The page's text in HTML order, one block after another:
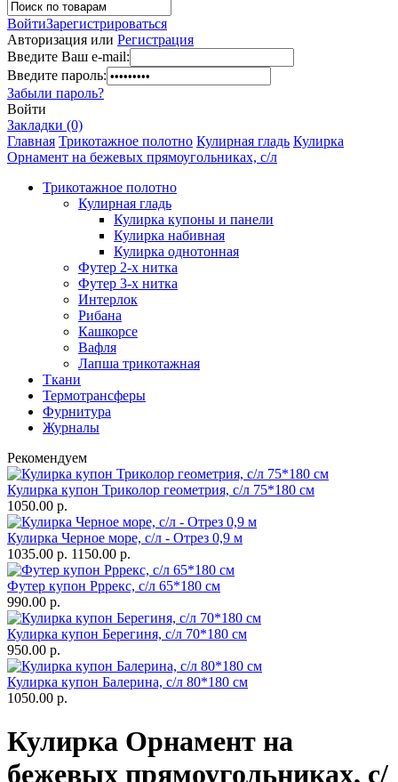
ВойтиЗарегистрироваться
Авторизация или Регистрация
Введите Ваш e-mail:
Введите пароль:
Забыли пароль?
Войти
Закладки (0)
Главная Трикотажное полотно Кулирная гладь Кулирка
Орнамент на бежевых прямоугольниках, с/л
Трикотажное полотно
Кулирная гладь
Кулирка купоны и панели
Кулирка набивная
Кулирка однотонная
Футер 2-х нитка
Футер 3-х нитка
Интерлок
Рибана
Кашкорсе
Вафля
Лапша трикотажная
Ткани
Термотрансферы
Фурнитура
Журналы
Рекомендуем
Кулирка купон Триколор геометрия, с/л 75*180 см
1050.00 р.
Кулирка Черное море, с/л - Отрез 0,9 м
1035.00 р. 1150.00 р.
Футер купон Рррекс, с/л 65*180 см
990.00 р.
Кулирка купон Берегиня, с/л 70*180 см
950.00 р.
Кулирка купон Балерина, с/л 80*180 см
1050.00 р.
Кулирка Орнамент на
бежевых прямоугольниках, с/